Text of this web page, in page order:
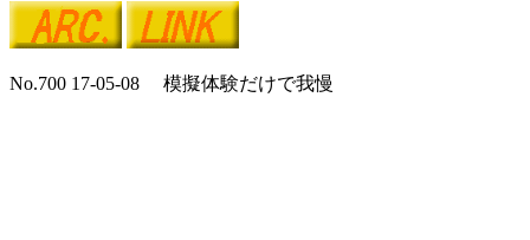
No.700 17-05-08 模擬体験だけで我慢